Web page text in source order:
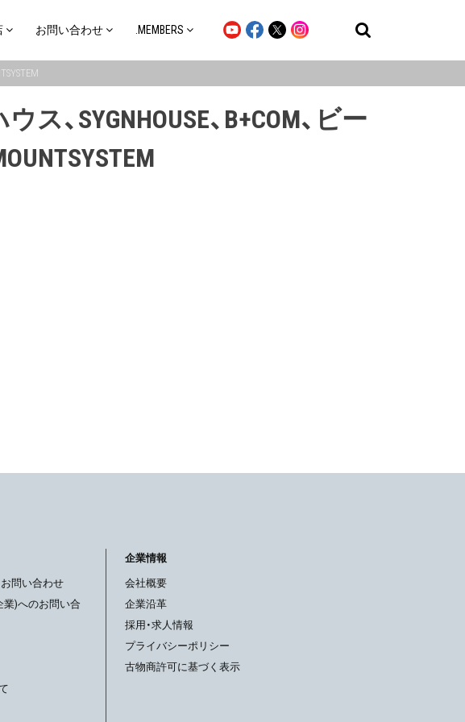
お問い合わせ .MEMBERS
、SYGNHOUSE、B+COM、ビー
問い合わせ
業)へのお問い合
企業情報
会社概要
企業沿革
採用・求人情報
プライバシーポリシー
古物商許可に基づく表示